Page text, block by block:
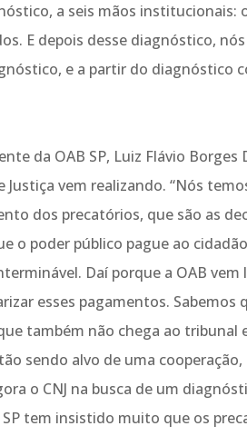
a seis mãos institucionais:
E depois desse diagnóstico,
e a partir do diagnóstico
da OAB SP, Luiz Flávio Borges
vem realizando. “Nós
dos precatórios, que são as
poder público pague ao
Daí porque a OAB
esses pagamentos. Sabemos
também não chega ao tribunal
sendo alvo de uma
o CNJ na busca de um
SP tem insistido muito que os